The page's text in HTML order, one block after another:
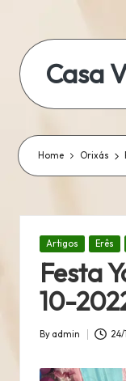
content
Casa
Home Orixás
Posted
Artigos Erês
Festa
10-
Posted
By admin 24/